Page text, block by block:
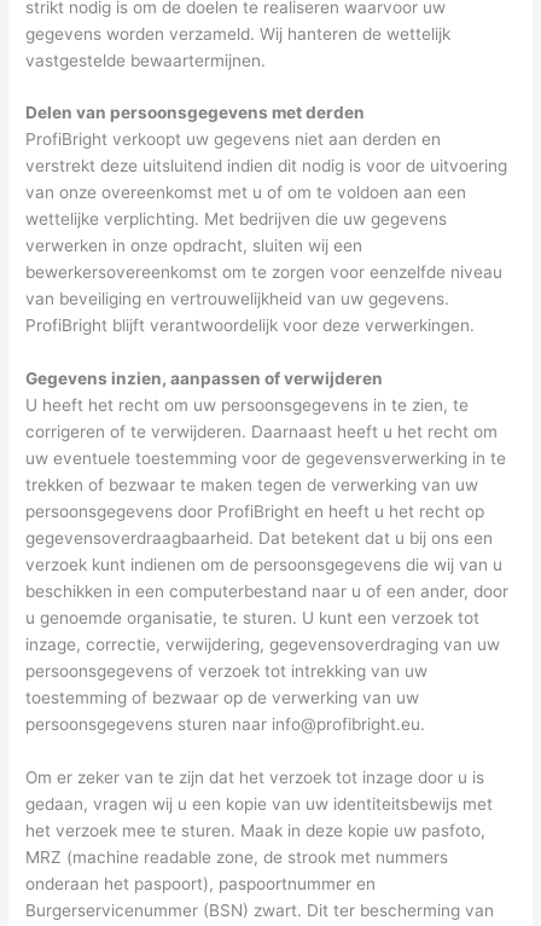
strikt nodig is om de doelen te realiseren waarvoor uw
gegevens worden verzameld. Wij hanteren de wettelijk
vastgestelde bewaartermijnen.
Delen van persoonsgegevens met derden
ProfiBright verkoopt uw gegevens niet aan derden en
verstrekt deze uitsluitend indien dit nodig is voor de uitvoering
van onze overeenkomst met u of om te voldoen aan een
wettelijke verplichting. Met bedrijven die uw gegevens
verwerken in onze opdracht, sluiten wij een
bewerkersovereenkomst om te zorgen voor eenzelfde niveau
van beveiliging en vertrouwelijkheid van uw gegevens.
ProfiBright blijft verantwoordelijk voor deze verwerkingen.
Gegevens inzien, aanpassen of verwijderen
U heeft het recht om uw persoonsgegevens in te zien, te
corrigeren of te verwijderen. Daarnaast heeft u het recht om
uw eventuele toestemming voor de gegevensverwerking in te
trekken of bezwaar te maken tegen de verwerking van uw
persoonsgegevens door ProfiBright en heeft u het recht op
gegevensoverdraagbaarheid. Dat betekent dat u bij ons een
verzoek kunt indienen om de persoonsgegevens die wij van u
beschikken in een computerbestand naar u of een ander, door
u genoemde organisatie, te sturen. U kunt een verzoek tot
inzage, correctie, verwijdering, gegevensoverdraging van uw
persoonsgegevens of verzoek tot intrekking van uw
toestemming of bezwaar op de verwerking van uw
persoonsgegevens sturen naar info@profibright.eu.
Om er zeker van te zijn dat het verzoek tot inzage door u is
gedaan, vragen wij u een kopie van uw identiteitsbewijs met
het verzoek mee te sturen. Maak in deze kopie uw pasfoto,
MRZ (machine readable zone, de strook met nummers
onderaan het paspoort), paspoortnummer en
Burgerservicenummer (BSN) zwart. Dit ter bescherming van